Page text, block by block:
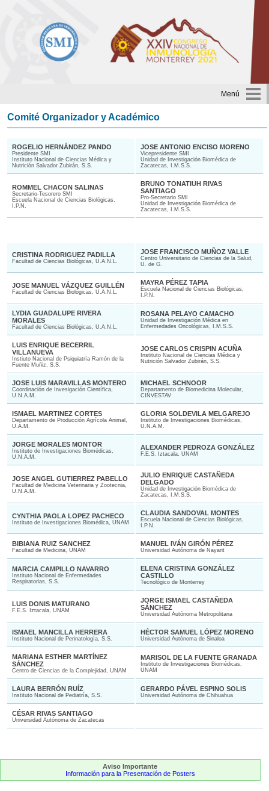
Menú
Comité Organizador y Académico
ROGELIO HERNÁNDEZ PANDO
Presidente SMI
Instituto Nacional de Ciencias Médica y
Nutrición Salvador Zubirán, S.S.
JOSE ANTONIO ENCISO MORENO
Vicepresidente SMI
Unidad de Investigación Biomédica de
Zacatecas, I.M.S.S.
ROMMEL CHACON SALINAS
Secretario-Tesorero SMI
Escuela Nacional de Ciencias Biológicas,
I.P.N.
BRUNO TONATIUH RIVAS
SANTIAGO
Pro-Secretario SMI
Unidad de Investigación Biomédica de
Zacatecas, I.M.S.S.
CRISTINA RODRIGUEZ PADILLA
Facultad de Ciencias Biológicas, U.A.N.L.
JOSE FRANCISCO MUÑOZ VALLE
Centro Universitario de Ciencias de la Salud,
U. de G.
JOSE MANUEL VÁZQUEZ GUILLÉN
Facultad de Ciencias Biológicas, U.A.N.L.
MAYRA PÉREZ TAPIA
Escuela Nacional de Ciencias Biológicas,
I.P.N.
LYDIA GUADALUPE RIVERA
MORALES
Facultad de Ciencias Biológicas, U.A.N.L.
ROSANA PELAYO CAMACHO
Unidad de Investigación Médica en
Enfermedades Oncológicas, I.M.S.S.
LUIS ENRIQUE BECERRIL
VILLANUEVA
Instiuto Nacional de Psiquiatría Ramón de la
Fuente Muñiz, S.S.
JOSE CARLOS CRISPIN ACUÑA
Instituto Nacional de Ciencias Médica y
Nutrición Salvador Zubirán, S.S.
JOSE LUIS MARAVILLAS MONTERO
Coordinación de Invesigación Científica,
U.N.A.M.
MICHAEL SCHNOOR
Departamento de Biomedicina Molecular,
CINVESTAV
ISMAEL MARTINEZ CORTES
Departamento de Producción Agrícola Animal,
U.A.M.
GLORIA SOLDEVILA MELGAREJO
Instituto de Investigaciones Biomédicas,
U.N.A.M.
JORGE MORALES MONTOR
Instituto de Investigaciones Biomédicas,
U.N.A.M.
ALEXANDER PEDROZA GONZÁLEZ
F.E.S. Iztacala, UNAM
JOSE ANGEL GUTIERREZ PABELLO
Facultad de Medicina Veterinaria y Zootecnia,
U.N.A.M.
JULIO ENRIQUE CASTAÑEDA
DELGADO
Unidad de Investigación Biomédica de
Zacatecas, I.M.S.S.
CYNTHIA PAOLA LOPEZ PACHECO
Instituto de Investigaciones Biomédica, UNAM
CLAUDIA SANDOVAL MONTES
Escuela Nacional de Ciencias Biológicas,
I.P.N.
BIBIANA RUIZ SANCHEZ
Facultad de Medicina, UNAM
MANUEL IVÁN GIRÓN PÉREZ
Universidad Autónoma de Nayarit
MARCIA CAMPILLO NAVARRO
Instituto Nacional de Enfermedades
Respiratorias, S.S.
ELENA CRISTINA GONZÁLEZ
CASTILLO
Tecnológico de Monterrey
LUIS DONIS MATURANO
F.E.S. Iztacala, UNAM
JORGE ISMAEL CASTAÑEDA
SÁNCHEZ
Universidad Autónoma Metropolitana
ISMAEL MANCILLA HERRERA
Instituto Nacional de Perinatología, S.S.
HÉCTOR SAMUEL LÓPEZ MORENO
Universidad Autónoma de Sinaloa
MARIANA ESTHER MARTÍNEZ
SÁNCHEZ
Centro de Ciencias de la Complejidad, UNAM
MARISOL DE LA FUENTE GRANADA
Instituto de Investigaciones Biomédicas,
UNAM
LAURA BERRÓN RUÍZ
Instituto Nacional de Pediatría, S.S.
GERARDO PÁVEL ESPINO SOLIS
Universidad Autónoma de Chihuahua
CÉSAR RIVAS SANTIAGO
Universidad Autónoma de Zacatecas
Aviso Importante
Información para la Presentación de Posters